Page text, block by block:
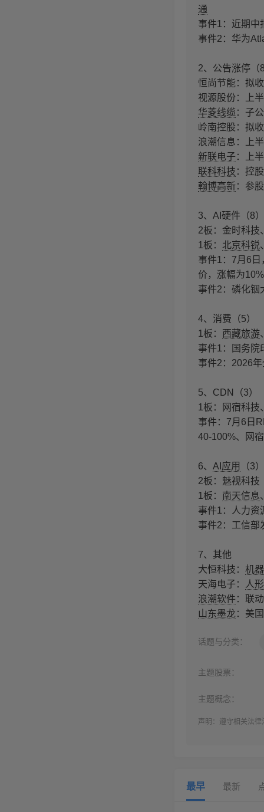
通
事件1：近期中
事件2：华为
2、公告涨停（
恒尚节能：拟
视源股份：上
华菱线缆 ：子
岭南控股：拟
浪潮信息：上
新联电子 ：上
联科科技 ：控
翰博高新：参
3、AI硬件（8）
2板：金时科技
1板： 北京科锐
事件1：7月6
价，涨幅为
事件2：磷化铟
4、消费（5）
1板：
西藏旅游
事件1：国务院
事件2：2026
5、CDN（3）
1板：网宿科技
事件：7月6日
40-100%、网
6、 AI应用
（3）
2板：魅视科技
1板： 南天信息
事件1：人力资
事件2：工信部
7、其他
大恒科技： 机
天海电子：
人
浪潮软件 ：联
山东墨龙 ：美
话题与分类：
主题股票：
主题概念：
声明：遵守相关法
最早 最新